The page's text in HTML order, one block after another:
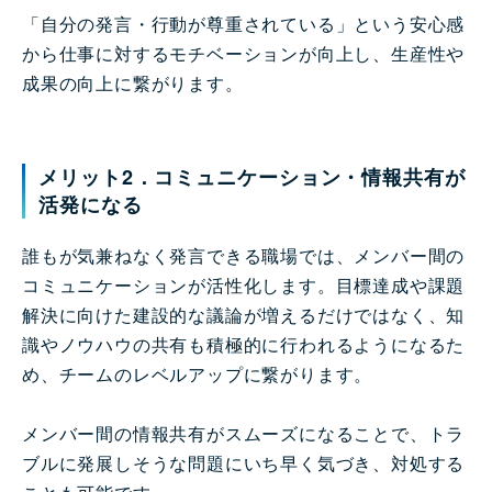
「自分の発言・行動が尊重されている」という安心感
から仕事に対するモチベーションが向上し、生産性や
成果の向上に繋がります。
メリット2．コミュニケーション・情報共有が
活発になる
誰もが気兼ねなく発言できる職場では、メンバー間の
コミュニケーションが活性化します。目標達成や課題
解決に向けた建設的な議論が増えるだけではなく、知
識やノウハウの共有も積極的に行われるようになるた
め、チームのレベルアップに繋がります。
メンバー間の情報共有がスムーズになることで、トラ
ブルに発展しそうな問題にいち早く気づき、対処する